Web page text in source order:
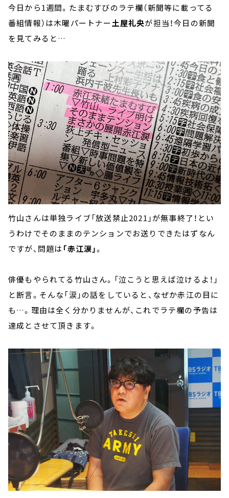
今日から1週間。たまむすびのラテ欄（新聞等に載ってる
番組情報）は木曜パートナー 土屋礼央が担当！今日の新聞
を見てみると…
竹山さんは単独ライブ「放送禁止2021」が無事終了！とい
うわけでそのままのテンションでお送りできたはずなん
ですが、問題は 「赤江涙」。
俳優もやられてる竹山さん。「泣こうと思えば泣けるよ！」
と断言。そんな「涙」の話をしていると、なぜか赤江の目に
も…。理由は全く分かりませんが、これでラテ欄の予告は
達成とさせて頂きます。